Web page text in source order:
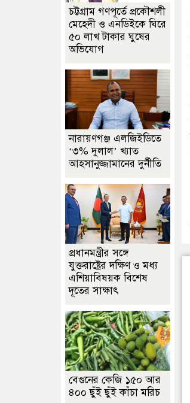
চট্টগ্রাম গণপূর্তে প্রকৌশলী
মেহেদী ও এনডিইকে ঘিরে
৫০ লাখ টাকার ঘুষের
অভিযোগ
নারায়ণগঞ্জ এলজিইডিতে
‘৩% দুলাল’ খ্যাত
আহসানুজ্জামানের দুর্নীতি
প্রধানমন্ত্রীর সঙ্গে
যুক্তরাষ্ট্রের দক্ষিণ ও মধ্য
এশিয়াবিষয়ক বিশেষ
দূতের সাক্ষাৎ
বেগুনের কেজি ১৫০ আর
৪০০ ছুঁই ছুঁই কাঁচা মরিচ